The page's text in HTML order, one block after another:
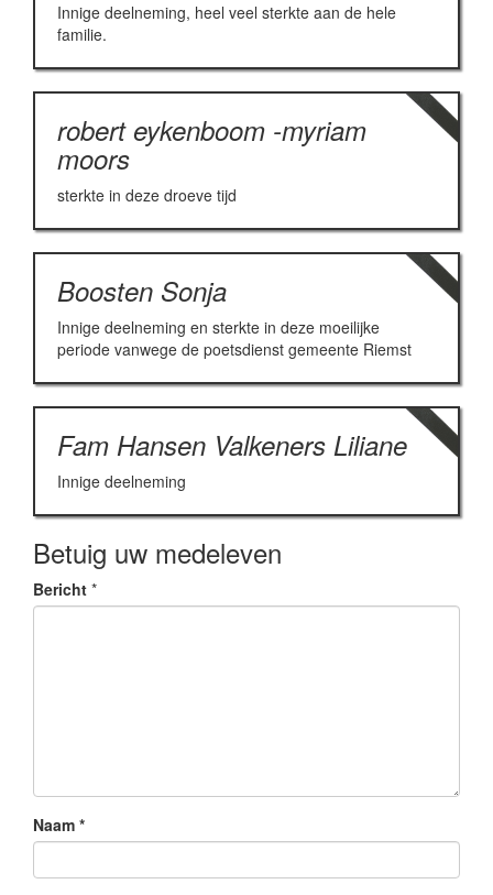
Innige deelneming, heel veel sterkte aan de hele
familie.
robert eykenboom -myriam
moors
sterkte in deze droeve tijd
Boosten Sonja
Innige deelneming en sterkte in deze moeilijke
periode vanwege de poetsdienst gemeente Riemst
Fam Hansen Valkeners Liliane
Innige deelneming
Betuig uw medeleven
Bericht *
Naam *